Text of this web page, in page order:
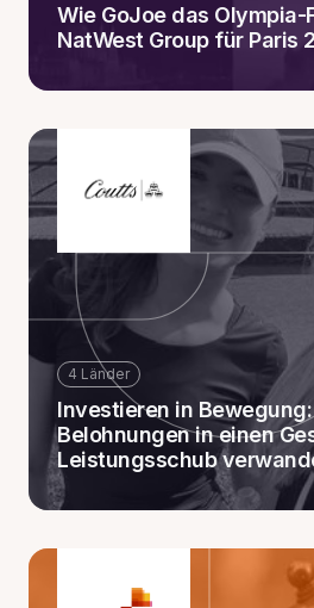
Wie GoJoe das Olympia-
NatWest Group für Paris
4 Länder
Investieren in
Belohnungen in einen
Leistungsschub